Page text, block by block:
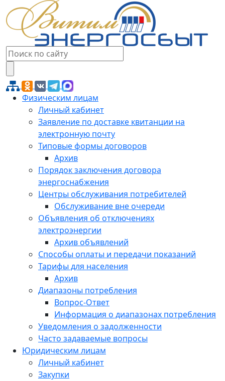
Физическим лицам
Личный кабинет
Заявление по доставке квитанции на
электронную почту
Типовые формы договоров
Архив
Порядок заключения договора
энергоснабжения
Центры обслуживания потребителей
Обслуживание вне очереди
Объявления об отключениях
электроэнергии
Архив объявлений
Способы оплаты и передачи показаний
Тарифы для населения
Архив
Диапазоны потребления
Вопрос-Ответ
Информация о диапазонах потребления
Уведомления о задолженности
Часто задаваемые вопросы
Юридическим лицам
Личный кабинет
Закупки